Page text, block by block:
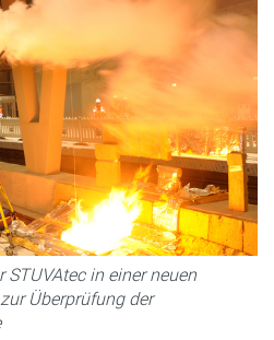
in einer neuen
Überprüfung der